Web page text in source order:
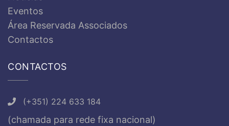
Eventos
Área Reservada Associados
Contactos
CONTACTOS
(+351) 224 633 184
(chamada para rede fixa nacional)